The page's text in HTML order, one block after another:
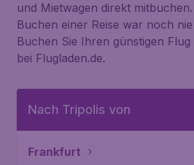
und Mietwagen direkt
Buchen einer Reise war noch
Buchen Sie Ihren günstigen
bei Flugladen.de.
Nach Tripolis von
Frankfurt